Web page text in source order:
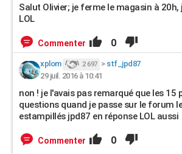
Salut Olivier; je ferme le magasin à
LOL
Commenter 0
xplom 2 697 > stf_jpd87
29 juil. 2016 à 10:41
non ! je l'avais pas remarqué que les 15
questions quand je passe sur le forum
estampillés jpd87 en réponse LOL aussi
Commenter 0